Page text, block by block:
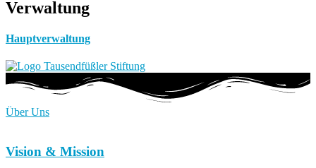
Verwaltung
Hauptverwaltung
Über Uns
Vision & Mission